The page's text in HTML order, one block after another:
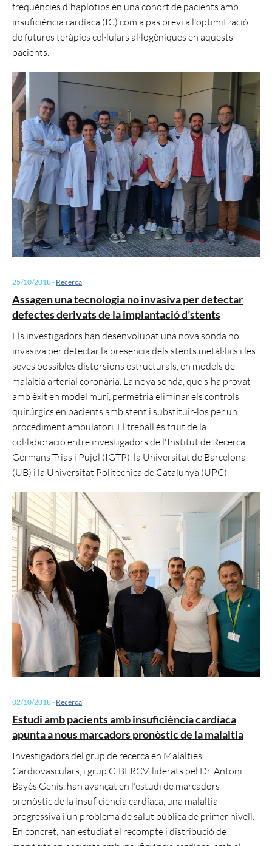
freqüències d'haplotips en una cohort de pacients amb
insuficiència cardíaca (IC) com a pas previ a l'optimització
de futures teràpies cel·lulars al·logèniques en aquests
pacients.
25/10/2018- Recerca
Assagen una tecnologia no invasiva per detectar
defectes derivats de la implantació d’stents
Els investigadors han desenvolupat una nova sonda no
invasiva per detectar la presencia dels stents metàl·lics i les
seves possibles distorsions estructurals, en models de
malaltia arterial coronària. La nova sonda, que s'ha provat
amb èxit en model murí, permetria eliminar els controls
quirúrgics en pacients amb stent i substituir-los per un
procediment ambulatori. El treball és fruit de la
col·laboració entre investigadors de l'Institut de Recerca
Germans Trias i Pujol (IGTP), la Universitat de Barcelona
(UB) i la Universitat Politècnica de Catalunya (UPC).
02/10/2018- Recerca
Estudi amb pacients amb insuficiència cardíaca
apunta a nous marcadors pronòstic de la malaltia
Investigadors del grup de recerca en Malalties
Cardiovasculars, i grup CIBERCV, liderats pel Dr. Antoni
Bayés Genís, han avançat en l'estudi de marcadors
pronòstic de la insuficiència cardíaca, una malaltia
progressiva i un problema de salut pública de primer nivell.
En concret, han estudiat el recompte i distribució de